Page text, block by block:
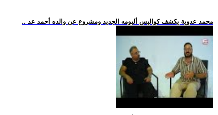
.. محمد عدوية يكشف كواليس ألبومه الجديد ومشروع عن والده أحمد عد